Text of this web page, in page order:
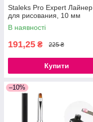
Staleks Pro Expert Лайнер
для рисования, 10 мм
В наявності
191,25 ₴ 225 ₴
Купити
–10%